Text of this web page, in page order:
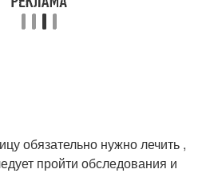
обязательно нужно лечить ,
пройти обследования и